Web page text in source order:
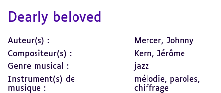
Dearly beloved
Auteur(s) :
Mercer, Johnny
Compositeur(s) :
Kern, Jérôme
Genre musical :
jazz
Instrument(s) de
musique :
mélodie, paroles,
chiffrage